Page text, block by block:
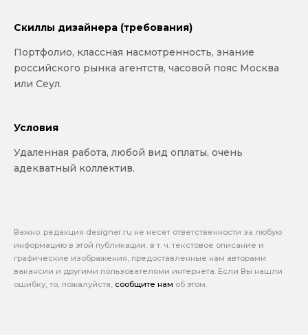
Скиллы дизайнера (требования)
Портфолио, классная насмотренность, знание
российского рынка агентств, часовой пояс Москва
или Сеул.
Условия
Удаленная работа, любой вид оплаты, очень
адекватный коллектив.
Важно: pедакция designer.ru не несет ответственности за любую
информацию в этой публикации, в т. ч. текстовое описание и
графические изображения, предоставленные нам авторами
вакансии и другими пользователями интернета. Если Вы нашли
ошибку, то, пожалуйста, сообщите нам об этом.